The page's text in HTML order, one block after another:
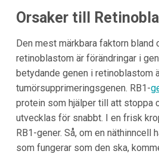
Orsaker till
Den mest märkbara faktorn bland
retinoblastom är förändringar i
betydande genen i retinoblastom
tumörsupprimeringsgenen. RB1-
protein som hjälper till att stoppa
utvecklas för snabbt. I en frisk
RB1-gener. Så, om en näthinncell
som fungerar som den ska,